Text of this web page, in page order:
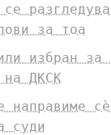
за тоа
избран за
на ДКСК
направиме
суди